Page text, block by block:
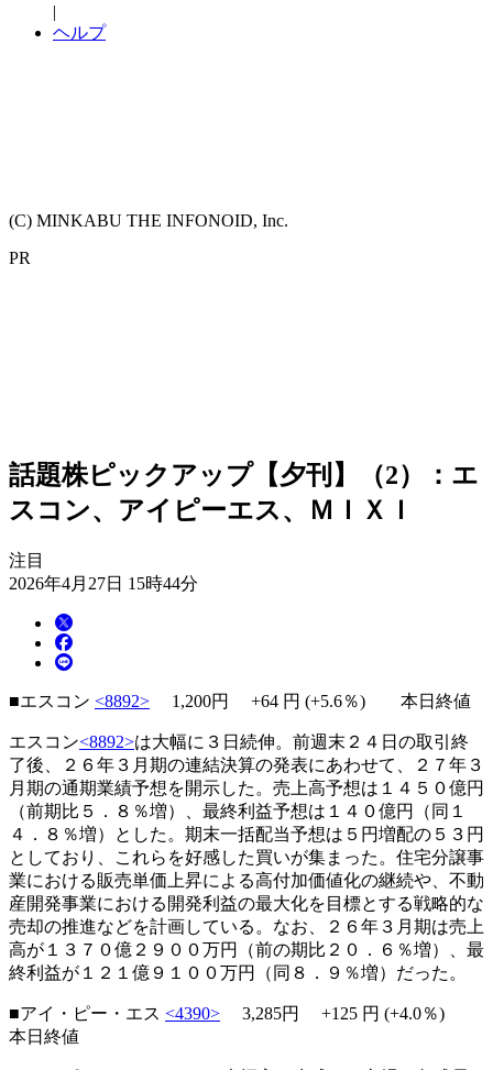
|
ヘルプ
(C) MINKABU THE INFONOID, Inc.
PR
話題株ピックアップ【夕刊】（2）：エ
スコン、アイピーエス、ＭＩＸＩ
注目
2026年4月27日 15時44分
■エスコン <8892> 1,200円 +64 円 (+5.6％) 本日終値
エスコン<8892>は大幅に３日続伸。前週末２４日の取引終
了後、２６年３月期の連結決算の発表にあわせて、２７年３
月期の通期業績予想を開示した。売上高予想は１４５０億円
（前期比５．８％増）、最終利益予想は１４０億円（同１
４．８％増）とした。期末一括配当予想は５円増配の５３円
としており、これらを好感した買いが集まった。住宅分譲事
業における販売単価上昇による高付加価値化の継続や、不動
産開発事業における開発利益の最大化を目標とする戦略的な
売却の推進などを計画している。なお、２６年３月期は売上
高が１３７０億２９００万円（前の期比２０．６％増）、最
終利益が１２１億９１００万円（同８．９％増）だった。
■アイ・ピー・エス <4390> 3,285円 +125 円 (+4.0％)
本日終値